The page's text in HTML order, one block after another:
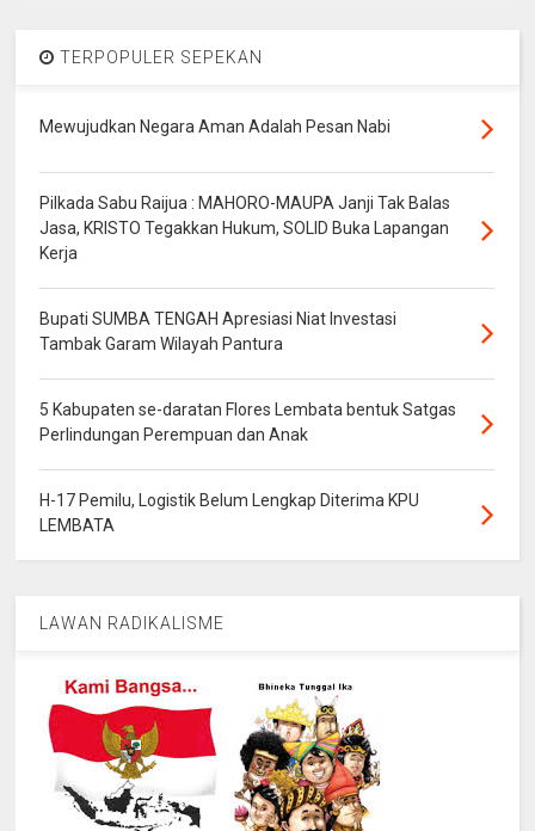
TERPOPULER SEPEKAN
Mewujudkan Negara Aman Adalah Pesan Nabi
Pilkada Sabu Raijua : MAHORO-MAUPA Janji Tak Balas
Jasa, KRISTO Tegakkan Hukum, SOLID Buka Lapangan
Kerja
Bupati SUMBA TENGAH Apresiasi Niat Investasi
Tambak Garam Wilayah Pantura
5 Kabupaten se-daratan Flores Lembata bentuk Satgas
Perlindungan Perempuan dan Anak
H-17 Pemilu, Logistik Belum Lengkap Diterima KPU
LEMBATA
LAWAN RADIKALISME